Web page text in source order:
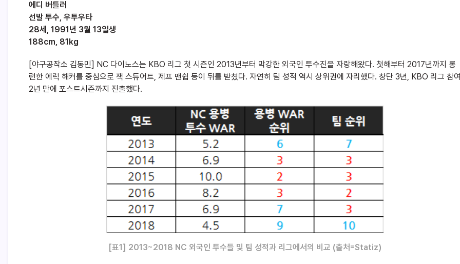
에디 버틀러
선발 투수, 우투우타
28세, 1991년 3월 13일생
188cm, 81kg
[야구공작소 김동민] NC 다이노스는 KBO 리그 첫 시즌인 2013년부터 막강한 외국인 투수진을 자랑해왔다. 첫해부터 2017년까지 롱
런한 에릭 해커를 중심으로 잭 스튜어트, 제프 맨쉽 등이 뒤를 받쳤다. 자연히 팀 성적 역시 상위권에 자리했다. 창단 3년, KBO 리그 참
2년 만에 포스트시즌까지 진출했다.
[표1] 2013~2018 NC 외국인 투수들 및 팀 성적과 리그에서의 비교 (출처=Statiz)